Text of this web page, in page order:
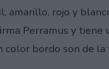
amarillo, rojo y
Perramus y tiene
color bordo son de